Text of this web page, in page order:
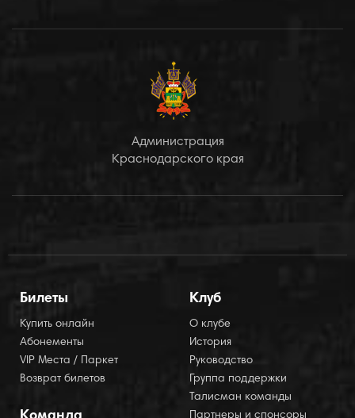
Администрация
Краснодарского края
Билеты
Купить онлайн
Абонементы
VIP Места / Паркет
Возврат билетов
Клуб
О клубе
История
Руководство
Группа поддержки
Талисман команды
Партнеры и спонсоры